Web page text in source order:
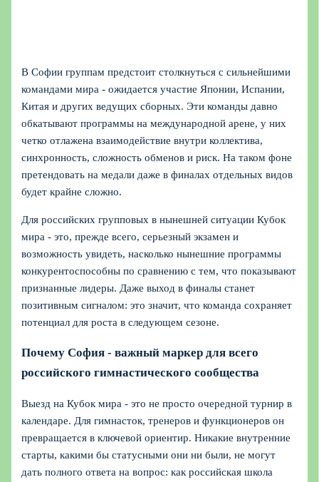
В Софии группам предстоит столкнуться с сильнейшими
командами мира - ожидается участие Японии, Испании,
Китая и других ведущих сборных. Эти команды давно
обкатывают программы на международной арене, у них
четко отлажена взаимодействие внутри коллектива,
синхронность, сложность обменов и риск. На таком фоне
претендовать на медали даже в финалах отдельных видов
будет крайне сложно.
Для российских групповых в нынешней ситуации Кубок
мира - это, прежде всего, серьезный экзамен и
возможность увидеть, насколько нынешние программы
конкурентоспособны по сравнению с тем, что показывают
признанные лидеры. Даже выход в финалы станет
позитивным сигналом: это значит, что команда сохраняет
потенциал для роста в следующем сезоне.
Почему София - важный маркер для всего
российского гимнастического сообщества
Выезд на Кубок мира - это не просто очередной турнир в
календаре. Для гимнасток, тренеров и функционеров он
превращается в ключевой ориентир. Никакие внутренние
старты, какими бы статусными они ни были, не могут
дать полного ответа на вопрос: как российская школа